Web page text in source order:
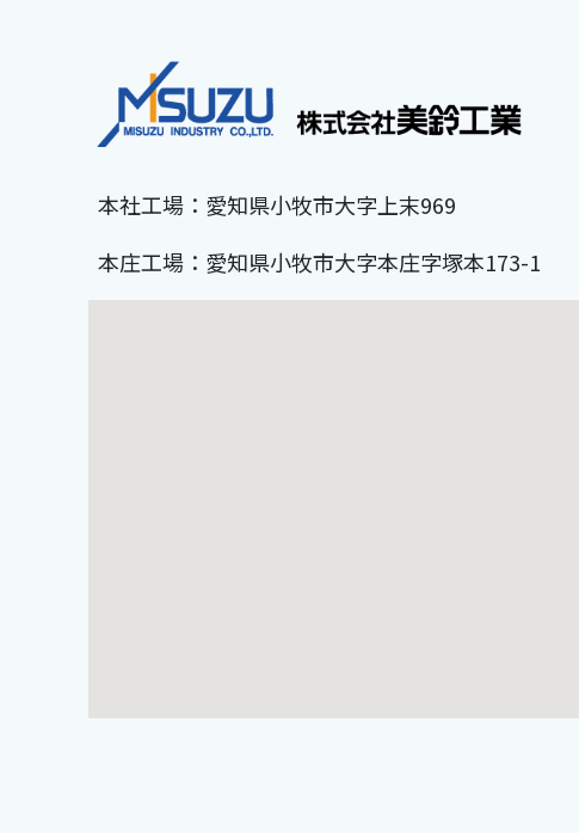
本社工場：愛知県小牧市大字上末969
本庄工場：愛知県小牧市大字本庄字塚本173-1